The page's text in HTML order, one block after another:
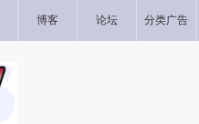
博客 论坛 分类广告